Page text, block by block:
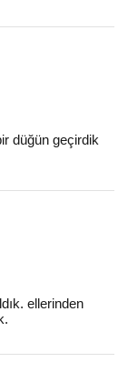
düğün geçirdik
ellerinden